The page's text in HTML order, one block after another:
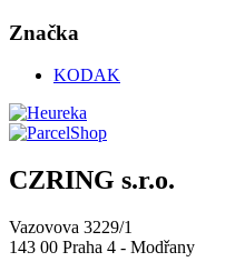
Značka
KODAK
CZRING s.r.o.
Vazovova 3229/1
143 00 Praha 4 - Modřany